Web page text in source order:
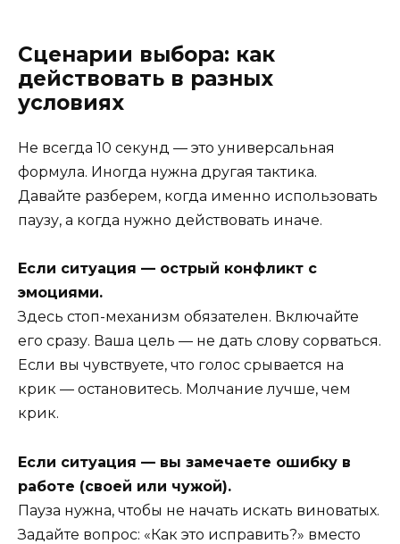
Сценарии выбора: как
действовать в разных
условиях
Не всегда 10 секунд — это универсальная
формула. Иногда нужна другая тактика.
Давайте разберем, когда именно использовать
паузу, а когда нужно действовать иначе.
Если ситуация — острый конфликт с
эмоциями.
Здесь стоп-механизм обязателен. Включайте
его сразу. Ваша цель — не дать слову сорваться.
Если вы чувствуете, что голос срывается на
крик — остановитесь. Молчание лучше, чем
крик.
Если ситуация — вы замечаете ошибку в
работе (своей или чужой).
Пауза нужна, чтобы не начать искать виноватых.
Задайте вопрос: «Как это исправить?» вместо